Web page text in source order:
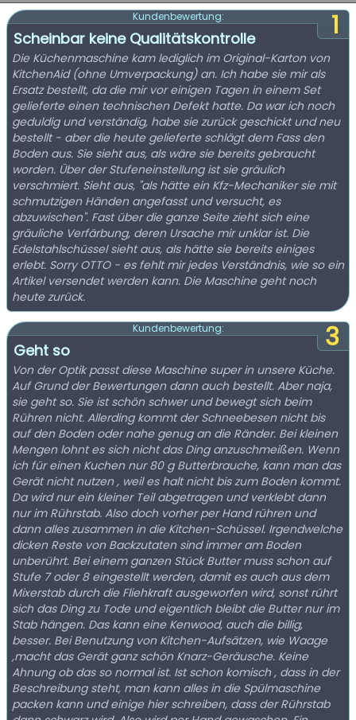
1
Kundenbewertung:
Scheinbar keine Qualitätskontrolle
Die Küchenmaschine kam lediglich im Original-Karton von
KitchenAid (ohne Umverpackung) an. Ich habe sie mir als
Ersatz bestellt, da die mir vor einigen Tagen in einem Set
gelieferte einen technischen Defekt hatte. Da war ich noch
geduldig und verständig, habe sie zurück geschickt und neu
bestellt - aber die heute gelieferte schlägt dem Fass den
Boden aus. Sie sieht aus, als wäre sie bereits gebraucht
worden. Über der Stufeneinstellung ist sie gräulich
verschmiert. Sieht aus, "als hätte ein Kfz-Mechaniker sie mit
schmutzigen Händen angefasst und versucht, es
abzuwischen". Fast über die ganze Seite zieht sich eine
gräuliche Verfärbung, deren Ursache mir unklar ist. Die
Edelstahlschüssel sieht aus, als hätte sie bereits einiges
erlebt. Sorry OTTO - es fehlt mir jedes Verständnis, wie so ein
Artikel versendet werden kann. Die Maschine geht noch
heute zurück.
3
Kundenbewertung:
Geht so
Von der Optik passt diese Maschine super in unsere Küche.
Auf Grund der Bewertungen dann auch bestellt. Aber naja,
sie geht so. Sie ist schön schwer und bewegt sich beim
Rühren nicht. Allerding kommt der Schneebesen nicht bis
auf den Boden oder nahe genug an die Ränder. Bei kleinen
Mengen lohnt es sich nicht das Ding anzuschmeißen. Wenn
ich für einen Kuchen nur 80 g Butterbrauche, kann man das
Gerät nicht nutzen , weil es halt nicht bis zum Boden kommt.
Da wird nur ein kleiner Teil abgetragen und verklebt dann
nur im Rührstab. Also doch vorher per Hand rühren und
dann alles zusammen in die Kitchen-Schüssel. Irgendwelche
dicken Reste von Backzutaten sind immer am Boden
unberührt. Bei einem ganzen Stück Butter muss schon auf
Stufe 7 oder 8 eingestellt werden, damit es auch aus dem
Mixerstab durch die Fliehkraft ausgeworfen wird, sonst rührt
sich das Ding zu Tode und eigentlich bleibt die Butter nur im
Stab hängen. Das kann eine Kenwood, auch die billig,
besser. Bei Benutzung von Kitchen-Aufsätzen, wie Waage
,macht das Gerät ganz schön Knarz-Geräusche. Keine
Ahnung ob das so normal ist. Ist schon komisch , dass in der
Beschreibung steht, man kann alles in die Spülmaschine
packen kann und einige hier schreiben, dass der Rührstab